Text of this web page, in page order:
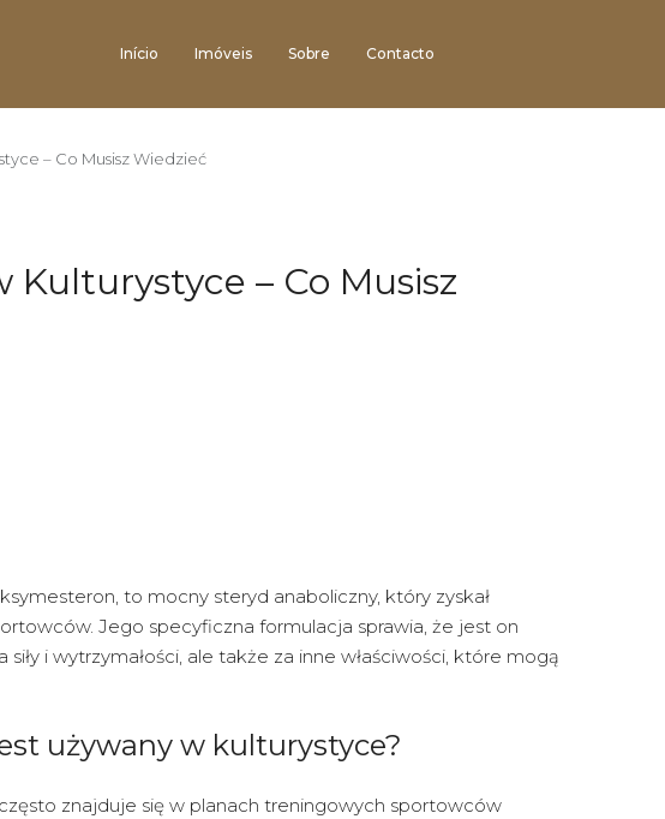
Início Imóveis Sobre Contacto
– Co Musisz Wiedzieć
Kulturystyce – Co Musisz
to mocny steryd anaboliczny, który zyskał
Jego specyficzna formulacja sprawia, że jest on
i wytrzymałości, ale także za inne właściwości, które mogą
używany w kulturystyce?
znajduje się w planach treningowych sportowców